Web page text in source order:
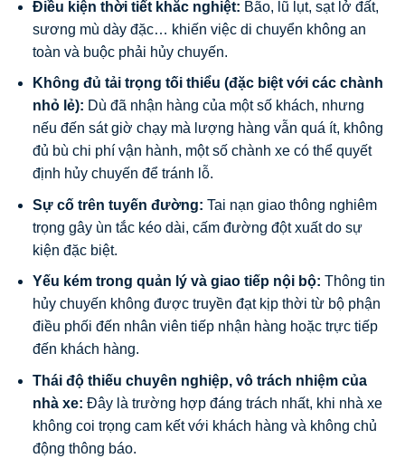
Điều kiện thời tiết khắc nghiệt: Bão, lũ lụt, sạt lở đất,
sương mù dày đặc… khiến việc di chuyển không an
toàn và buộc phải hủy chuyến.
Không đủ tải trọng tối thiểu (đặc biệt với các chành
nhỏ lẻ): Dù đã nhận hàng của một số khách, nhưng
nếu đến sát giờ chạy mà lượng hàng vẫn quá ít, không
đủ bù chi phí vận hành, một số chành xe có thể quyết
định hủy chuyến để tránh lỗ.
Sự cố trên tuyến đường: Tai nạn giao thông nghiêm
trọng gây ùn tắc kéo dài, cấm đường đột xuất do sự
kiện đặc biệt.
Yếu kém trong quản lý và giao tiếp nội bộ: Thông tin
hủy chuyến không được truyền đạt kịp thời từ bộ phận
điều phối đến nhân viên tiếp nhận hàng hoặc trực tiếp
đến khách hàng.
Thái độ thiếu chuyên nghiệp, vô trách nhiệm của
nhà xe: Đây là trường hợp đáng trách nhất, khi nhà xe
không coi trọng cam kết với khách hàng và không chủ
động thông báo.